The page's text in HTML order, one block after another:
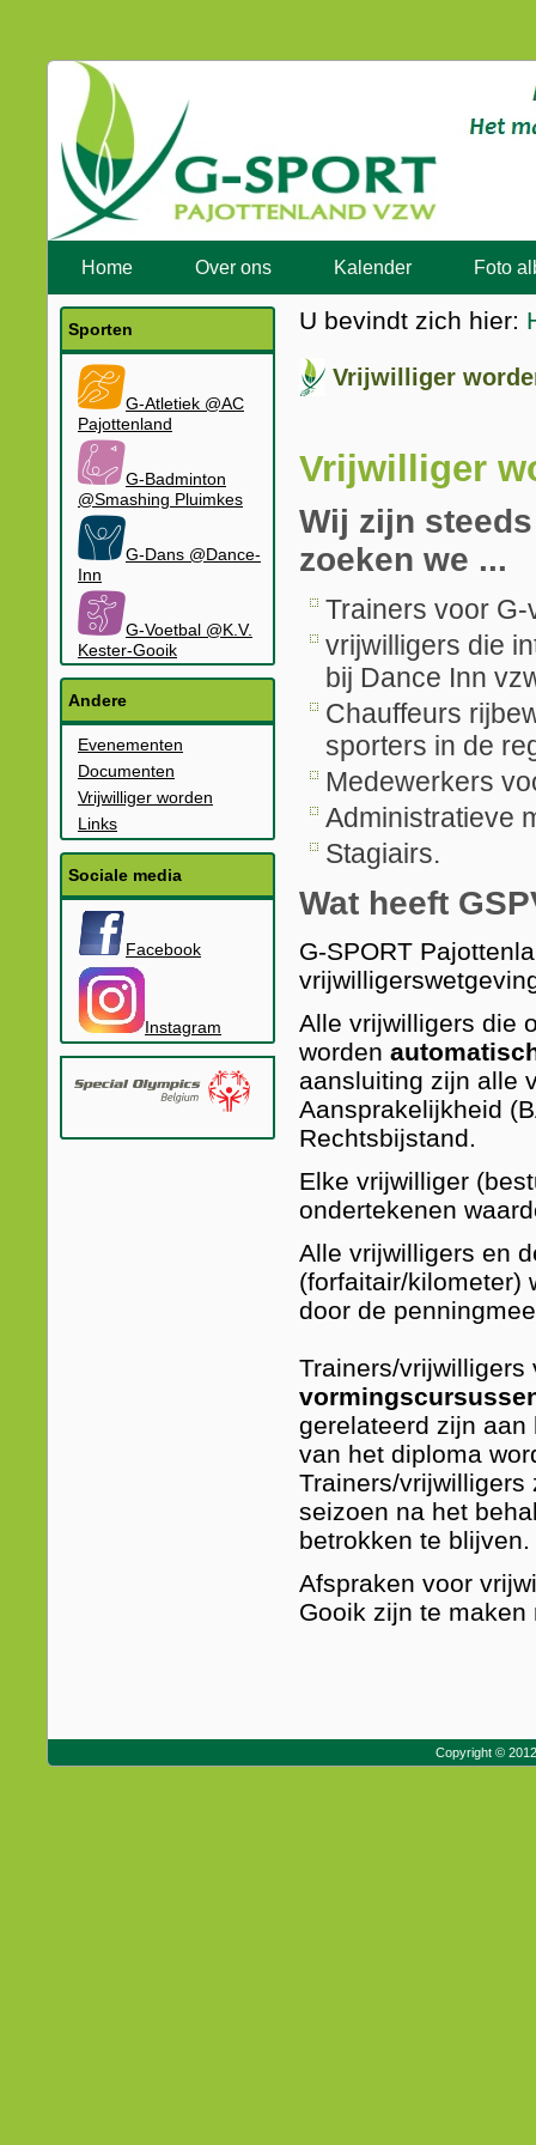
Home Over ons Kalender Foto
Sporten
G-Atletiek @AC
Pajottenland
G-Badminton
@Smashing Pluimkes
G-Dans @Dance-
Inn
G-Voetbal @K.V.
Kester-Gooik
Andere
Evenementen
Documenten
Vrijwilliger worden
Links
Sociale media
Facebook
Instagram
U bevindt zich hier:
Vrijwilliger
Vrijwilliger
Wij zijn
zoeken we ...
Trainers voor
vrijwilligers die
bij Dance Inn
Chauffeurs
sporters in de
Medewerkers
Administratieve
Stagiairs.
Wat heeft
G-SPORT
Alle vrijwilligers die
worden
aansluiting zijn alle
Aansprakelijkheid
Rechtsbijstand.
Elke vrijwilliger
ondertekenen
Alle vrijwilligers en
(forfaitair/kilometer)
door de
Trainers/vrijwilligers
gerelateerd zijn aan
van het diploma
Trainers/
seizoen na het
betrokken te blijven.
Afspraken voor
Gooik zijn te
Copyright ©